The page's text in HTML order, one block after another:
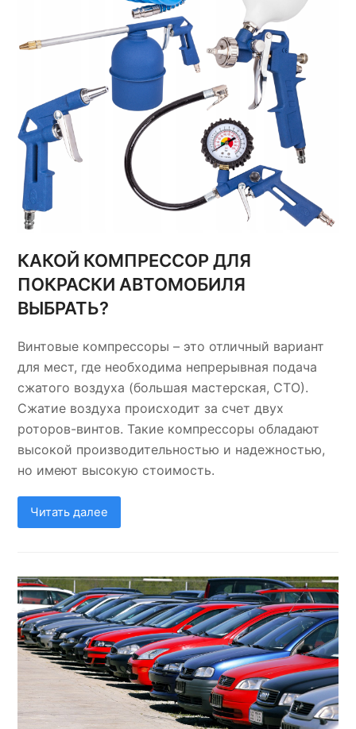
КАКОЙ КОМПРЕССОР ДЛЯ
ПОКРАСКИ АВТОМОБИЛЯ
ВЫБРАТЬ?
Винтовые компрессоры – это отличный вариант
для мест, где необходима непрерывная подача
сжатого воздуха (большая мастерская, СТО).
Сжатие воздуха происходит за счет двух
роторов-винтов. Такие компрессоры обладают
высокой производительностью и надежностью,
но имеют высокую стоимость.
Читать далее